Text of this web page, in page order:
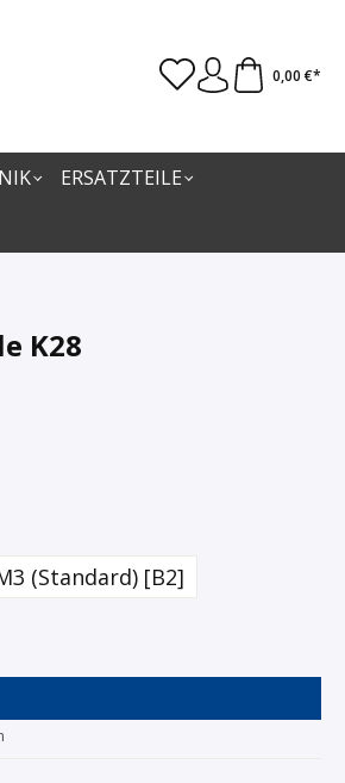
0,00 €*
ERSATZTEILE
K28
(Standard) [B2]